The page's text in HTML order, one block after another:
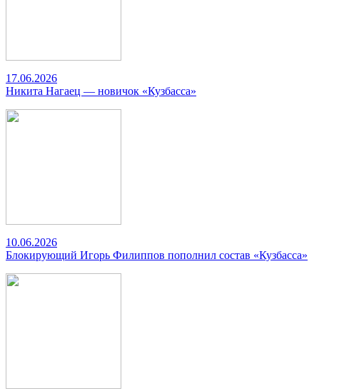
17.06.2026
Никита Нагаец — новичок «Кузбасса»
10.06.2026
Блокирующий Игорь Филиппов пополнил состав «Кузбасса»